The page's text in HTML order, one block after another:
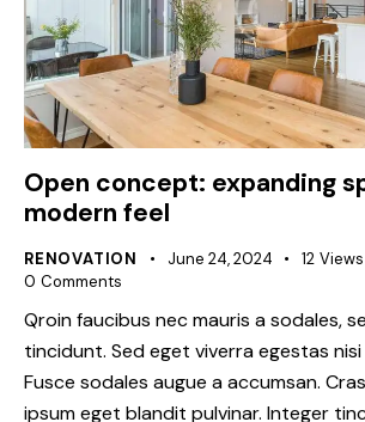
Open concept: expanding
modern feel
RENOVATION June 24, 2024 12 Views
0 Comments
Qroin faucibus nec mauris a sodales,
tincidunt. Sed eget viverra egestas
Fusce sodales augue a accumsan.
ipsum eget blandit pulvinar. Integer